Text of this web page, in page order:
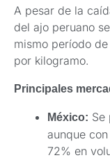
A pesar de la
del ajo peruano
mismo período
por kilogramo.
Principales
México: Se
aunque
72% en